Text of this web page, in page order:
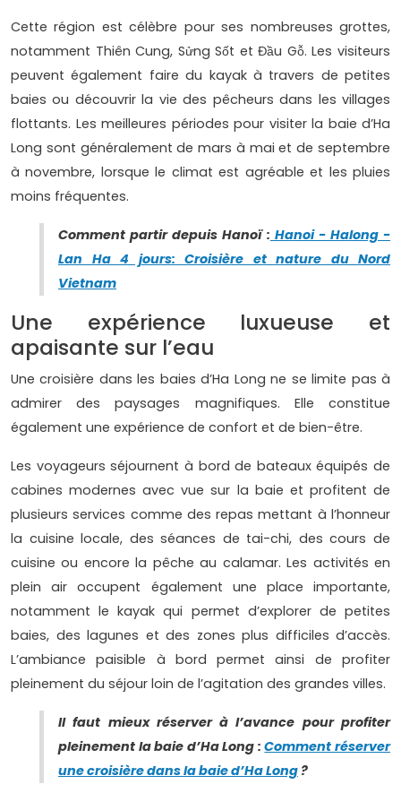
Cette région est célèbre pour ses nombreuses grottes,
notamment Thiên Cung, Sửng Sốt et Đầu Gỗ. Les visiteurs
peuvent également faire du kayak à travers de petites
baies ou découvrir la vie des pêcheurs dans les villages
flottants. Les meilleures périodes pour visiter la baie d’Ha
Long sont généralement de mars à mai et de septembre
à novembre, lorsque le climat est agréable et les pluies
moins fréquentes.
Comment partir depuis Hanoï : Hanoi - Halong -
Lan Ha 4 jours: Croisière et nature du Nord
Vietnam
Une expérience luxueuse et
apaisante sur l’eau
Une croisière dans les baies d’Ha Long ne se limite pas à
admirer des paysages magnifiques. Elle constitue
également une expérience de confort et de bien-être.
Les voyageurs séjournent à bord de bateaux équipés de
cabines modernes avec vue sur la baie et profitent de
plusieurs services comme des repas mettant à l’honneur
la cuisine locale, des séances de tai-chi, des cours de
cuisine ou encore la pêche au calamar. Les activités en
plein air occupent également une place importante,
notamment le kayak qui permet d’explorer de petites
baies, des lagunes et des zones plus difficiles d’accès.
L’ambiance paisible à bord permet ainsi de profiter
pleinement du séjour loin de l’agitation des grandes villes.
Il faut mieux réserver à l’avance pour profiter
pleinement la baie d’Ha Long :Comment réserver
une croisière dans la baie d’Ha Long ?